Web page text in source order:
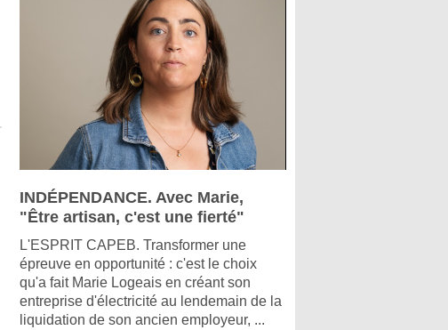
INDÉPENDANCE. Avec Marie,
"Être artisan, c'est une fierté"
L'ESPRIT CAPEB. Transformer une
épreuve en opportunité : c'est le choix
qu'a fait Marie Logeais en créant son
entreprise d'électricité au lendemain de la
liquidation de son ancien employeur, ...